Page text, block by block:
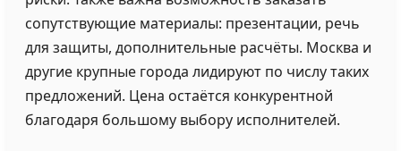
сопутствующие материалы: презентации, речь
для защиты, дополнительные расчёты. Москва и
другие крупные города лидируют по числу таких
предложений. Цена остаётся конкурентной
благодаря большому выбору исполнителей.